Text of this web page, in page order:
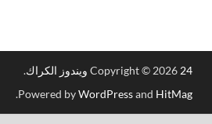
Copyright © 2026
.
Powered byWordPressand
.